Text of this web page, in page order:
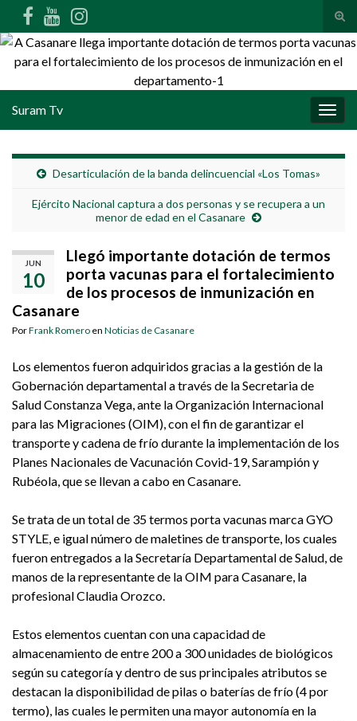
Search for:
Suram Tv
Desarticulación de la banda delincuencial «Los Tomas»
Ejército Nacional captura a dos personas y se recupera a un
menor de edad en el Casanare
JUN
10
Llegó importante dotación de termos
porta vacunas para el fortalecimiento
de los procesos de inmunización en
Casanare
PorFrank Romero en Noticias de Casanare
Los elementos fueron adquiridos gracias a la gestión de la
Gobernación departamental a través de la Secretaria de
Salud Constanza Vega, ante la Organización Internacional
para las Migraciones (OIM), con el fin de garantizar el
transporte y cadena de frío durante la implementación de los
Planes Nacionales de Vacunación Covid-19, Sarampión y
Rubéola, que se llevan a cabo en Casanare.
Se trata de un total de 35 termos porta vacunas marca GYO
STYLE, e igual número de maletines de transporte, los cuales
fueron entregados a la Secretaría Departamental de Salud, de
manos de la representante de la OIM para Casanare, la
profesional Claudia Orozco.
Estos elementos cuentan con una capacidad de
almacenamiento de entre 200 a 300 unidades de biológicos
según su categoría y dentro de sus principales atributos se
destacan la disponibilidad de pilas o baterías de frío (4 por
termo), las cuales le permiten una mayor autonomía en la